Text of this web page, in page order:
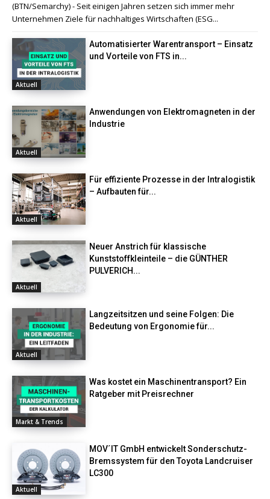
(BTN/Semarchy) - Seit einigen Jahren setzen sich immer mehr
Unternehmen Ziele für nachhaltiges Wirtschaften (ESG...
Aktuell
Automatisierter Warentransport – Einsatz
und Vorteile von FTS in...
Aktuell
Anwendungen von Elektromagneten in der
Industrie
Aktuell
Für effiziente Prozesse in der Intralogistik
– Aufbauten für...
Aktuell
Neuer Anstrich für klassische
Kunststoffkleinteile – die GÜNTHER
PULVERICH...
Aktuell
Langzeitsitzen und seine Folgen: Die
Bedeutung von Ergonomie für...
Markt & Trends
Was kostet ein Maschinentransport? Ein
Ratgeber mit Preisrechner
Aktuell
MOV´IT GmbH entwickelt Sonderschutz-
Bremssystem für den Toyota Landcruiser
LC300